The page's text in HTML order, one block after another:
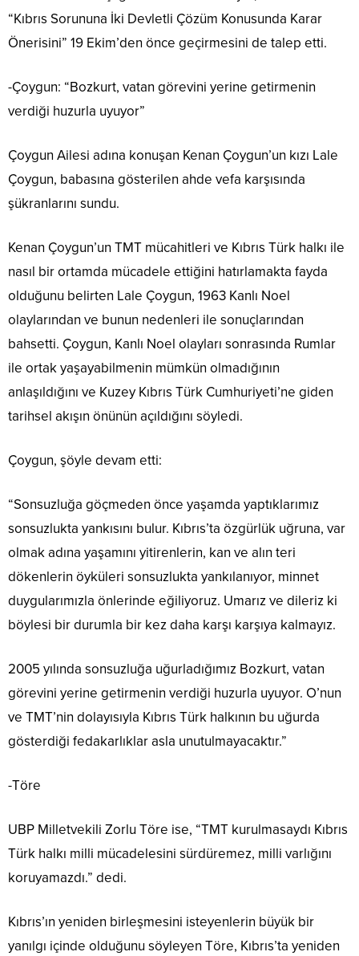
“Kıbrıs Sorununa İki Devletli Çözüm Konusunda Karar
Önerisini” 19 Ekim’den önce geçirmesini de talep etti.
-Çoygun: “Bozkurt, vatan görevini yerine getirmenin
verdiği huzurla uyuyor”
Çoygun Ailesi adına konuşan Kenan Çoygun’un kızı Lale
Çoygun, babasına gösterilen ahde vefa karşısında
şükranlarını sundu.
Kenan Çoygun’un TMT mücahitleri ve Kıbrıs Türk halkı ile
nasıl bir ortamda mücadele ettiğini hatırlamakta fayda
olduğunu belirten Lale Çoygun, 1963 Kanlı Noel
olaylarından ve bunun nedenleri ile sonuçlarından
bahsetti. Çoygun, Kanlı Noel olayları sonrasında Rumlar
ile ortak yaşayabilmenin mümkün olmadığının
anlaşıldığını ve Kuzey Kıbrıs Türk Cumhuriyeti’ne giden
tarihsel akışın önünün açıldığını söyledi.
Çoygun, şöyle devam etti:
“Sonsuzluğa göçmeden önce yaşamda yaptıklarımız
sonsuzlukta yankısını bulur. Kıbrıs’ta özgürlük uğruna, var
olmak adına yaşamını yitirenlerin, kan ve alın teri
dökenlerin öyküleri sonsuzlukta yankılanıyor, minnet
duygularımızla önlerinde eğiliyoruz. Umarız ve dileriz ki
böylesi bir durumla bir kez daha karşı karşıya kalmayız.
2005 yılında sonsuzluğa uğurladığımız Bozkurt, vatan
görevini yerine getirmenin verdiği huzurla uyuyor. O’nun
ve TMT’nin dolayısıyla Kıbrıs Türk halkının bu uğurda
gösterdiği fedakarlıklar asla unutulmayacaktır.”
-Töre
UBP Milletvekili Zorlu Töre ise, “TMT kurulmasaydı Kıbrıs
Türk halkı milli mücadelesini sürdüremez, milli varlığını
koruyamazdı.” dedi.
Kıbrıs’ın yeniden birleşmesini isteyenlerin büyük bir
yanılgı içinde olduğunu söyleyen Töre, Kıbrıs’ta yeniden